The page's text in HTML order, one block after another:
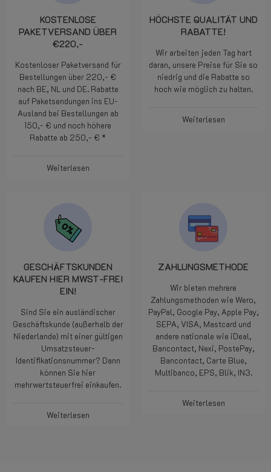
KOSTENLOSE
PAKETVERSAND ÜBER
€220,-
Kostenloser Paketversand für
Bestellungen über 220,- €
nach BE, NL und DE. Rabatte
auf Paketsendungen ins EU-
Ausland bei Bestellungen ab
150,- € und noch höhere
Rabatte ab 250,- € *
Weiterlesen
HÖCHSTE QUALITÄT UND
RABATTE!
Wir arbeiten jeden Tag hart
daran, unsere Preise für Sie so
niedrig und die Rabatte so
hoch wie möglich zu halten.
Weiterlesen
GESCHÄFTSKUNDEN
KAUFEN HIER MWST-FREI
EIN!
Sind Sie ein ausländischer
Geschäftskunde (außerhalb der
Niederlande) mit einer gültigen
Umsatzsteuer-
Identifikationsnummer? Dann
können Sie hier
mehrwertsteuerfrei einkaufen.
Weiterlesen
ZAHLUNGSMETHODE
Wir bieten mehrere
Zahlungsmethoden wie Wero,
PayPal, Google Pay, Apple Pay,
SEPA, VISA, Mastcard und
andere nationale wie iDeal,
Bancontact, Nexi, PostePay,
Bancontact, Carte Blue,
Multibanco, EPS, Blik, IN3.
Weiterlesen